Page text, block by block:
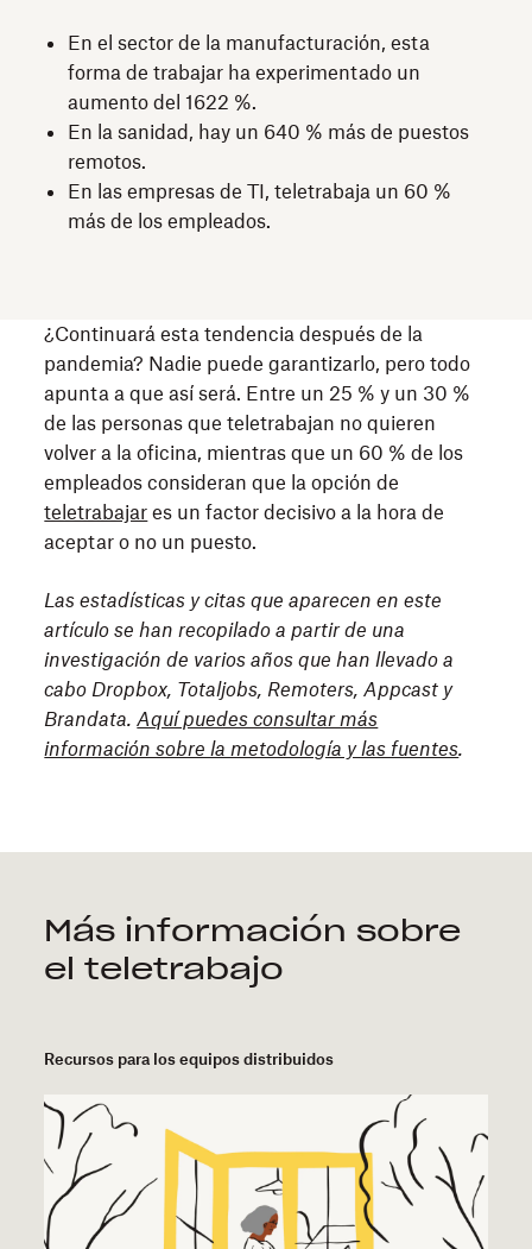
En el sector de la manufacturación, esta
forma de trabajar ha experimentado un
aumento del 1622 %.
En la sanidad, hay un 640 % más de puestos
remotos.
En las empresas de TI, teletrabaja un 60 %
más de los empleados.
¿Continuará esta tendencia después de la
pandemia? Nadie puede garantizarlo, pero todo
apunta a que así será. Entre un 25 % y un 30 %
de las personas que teletrabajan no quieren
volver a la oficina, mientras que un 60 % de los
empleados consideran que la opción de
teletrabajar es un factor decisivo a la hora de
aceptar o no un puesto.
Las estadísticas y citas que aparecen en este
artículo se han recopilado a partir de una
investigación de varios años que han llevado a
cabo Dropbox, Totaljobs, Remoters, Appcast y
Brandata.Aquí puedes consultar más
información sobre la metodología y las fuentes.
Más información sobre
el teletrabajo
Recursos para los equipos distribuidos